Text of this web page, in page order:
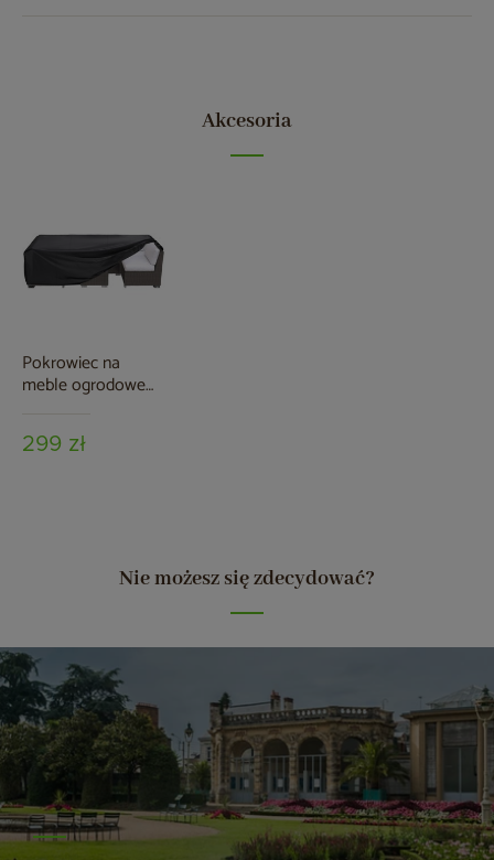
Akcesoria
Pokrowiec na
meble ogrodowe
czarny
299 zł
Nie możesz się zdecydować?